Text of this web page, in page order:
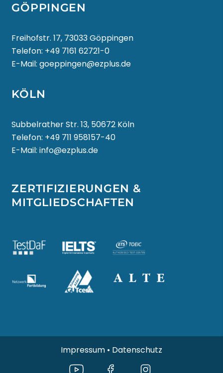
GÖPPINGEN
Freihofstr. 17, 73033 Göppingen
Telefon: +49 7161 62721-0
E-Mail:goeppingen@ezplus.de
KÖLN
Subbelrather Str. 13, 50672 Köln
Telefon: +49 711 958157-40
E-Mail:info@ezplus.de
ZERTIFIZIERUNGEN &
MITGLIEDSCHAFTEN
Impressum • Datenschutz